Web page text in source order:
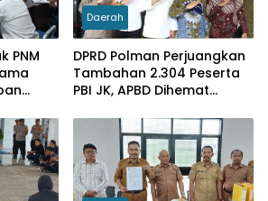
PNM
Daerah
DPRD Polman Perjuangkan
Tambahan 2.304 Peserta
PBI JK, APBD Dihemat